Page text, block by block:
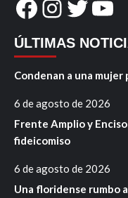
Facebook
ÚLTIMAS
Condenan a una
6 de agosto de 2026
Frente Amplio y
fideicomiso
6 de agosto de 2026
Una floridense rumbo